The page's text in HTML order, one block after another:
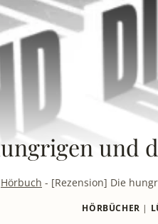
und
Hörbuch - [Rezension] Die
HÖRBÜCHER |